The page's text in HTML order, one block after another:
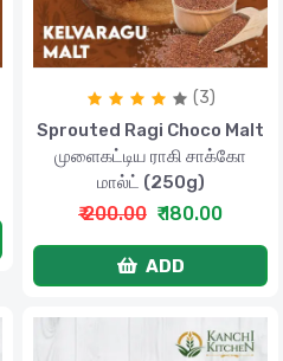
(3)
Sprouted Ragi Choco Malt
முளைகட்டிய ராகி சாக்கோ
மால்ட் (250g)
₹ 200.00 ₹ 180.00
ADD